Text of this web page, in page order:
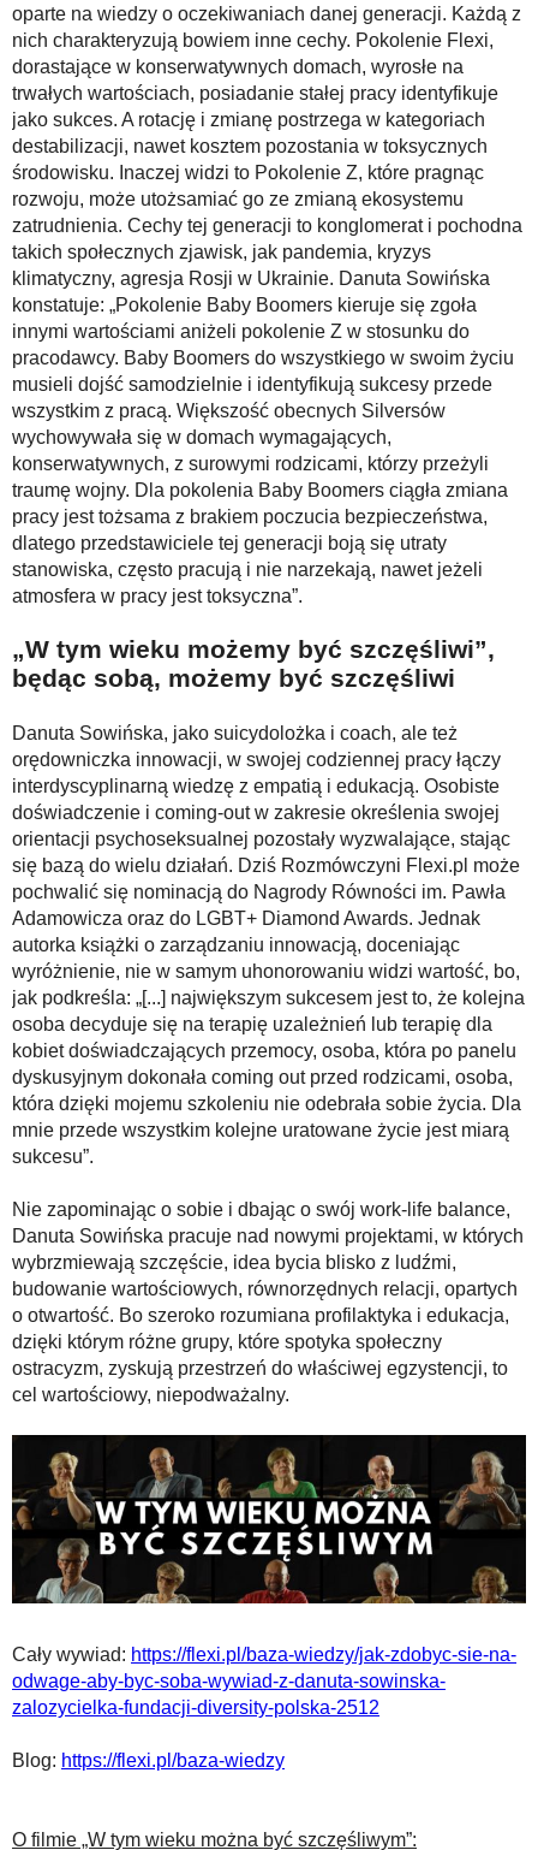
oparte na wiedzy o oczekiwaniach danej generacji. Każdą z
nich charakteryzują bowiem inne cechy. Pokolenie Flexi,
dorastające w konserwatywnych domach, wyrosłe na
trwałych wartościach, posiadanie stałej pracy identyfikuje
jako sukces. A rotację i zmianę postrzega w kategoriach
destabilizacji, nawet kosztem pozostania w toksycznych
środowisku. Inaczej widzi to Pokolenie Z, które pragnąc
rozwoju, może utożsamiać go ze zmianą ekosystemu
zatrudnienia. Cechy tej generacji to konglomerat i pochodna
takich społecznych zjawisk, jak pandemia, kryzys
klimatyczny, agresja Rosji w Ukrainie. Danuta Sowińska
konstatuje: „Pokolenie Baby Boomers kieruje się zgoła
innymi wartościami aniżeli pokolenie Z w stosunku do
pracodawcy. Baby Boomers do wszystkiego w swoim życiu
musieli dojść samodzielnie i identyfikują sukcesy przede
wszystkim z pracą. Większość obecnych Silversów
wychowywała się w domach wymagających,
konserwatywnych, z surowymi rodzicami, którzy przeżyli
traumę wojny. Dla pokolenia Baby Boomers ciągła zmiana
pracy jest tożsama z brakiem poczucia bezpieczeństwa,
dlatego przedstawiciele tej generacji boją się utraty
stanowiska, często pracują i nie narzekają, nawet jeżeli
atmosfera w pracy jest toksyczna”.
„W tym wieku możemy być szczęśliwi”,
będąc sobą, możemy być szczęśliwi
Danuta Sowińska, jako suicydolożka i coach, ale też
orędowniczka innowacji, w swojej codziennej pracy łączy
interdyscyplinarną wiedzę z empatią i edukacją. Osobiste
doświadczenie i coming-out w zakresie określenia swojej
orientacji psychoseksualnej pozostały wyzwalające, stając
się bazą do wielu działań. Dziś Rozmówczyni Flexi.pl może
pochwalić się nominacją do Nagrody Równości im. Pawła
Adamowicza oraz do LGBT+ Diamond Awards. Jednak
autorka książki o zarządzaniu innowacją, doceniając
wyróżnienie, nie w samym uhonorowaniu widzi wartość, bo,
jak podkreśla: „[...] największym sukcesem jest to, że kolejna
osoba decyduje się na terapię uzależnień lub terapię dla
kobiet doświadczających przemocy, osoba, która po panelu
dyskusyjnym dokonała coming out przed rodzicami, osoba,
która dzięki mojemu szkoleniu nie odebrała sobie życia. Dla
mnie przede wszystkim kolejne uratowane życie jest miarą
sukcesu”.
Nie zapominając o sobie i dbając o swój work-life balance,
Danuta Sowińska pracuje nad nowymi projektami, w których
wybrzmiewają szczęście, idea bycia blisko z ludźmi,
budowanie wartościowych, równorzędnych relacji, opartych
o otwartość. Bo szeroko rozumiana profilaktyka i edukacja,
dzięki którym różne grupy, które spotyka społeczny
ostracyzm, zyskują przestrzeń do właściwej egzystencji, to
cel wartościowy, niepodważalny.
Cały wywiad: https://flexi.pl/baza-wiedzy/jak-zdobyc-sie-na-
odwage-aby-byc-soba-wywiad-z-danuta-sowinska-
zalozycielka-fundacji-diversity-polska-2512
Blog: https://flexi.pl/baza-wiedzy
O filmie „W tym wieku można być szczęśliwym”: